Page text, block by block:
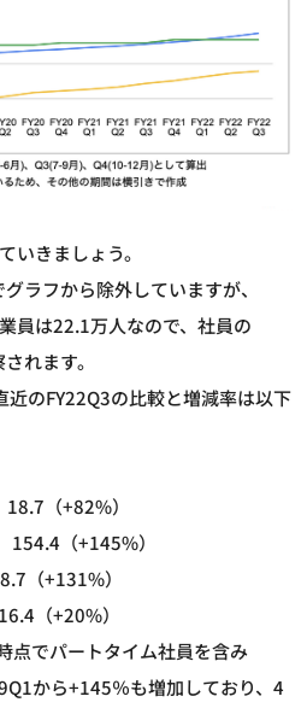
いきましょう。
ラフから除外していますが、
員は22.1万人なので、社員の
れます。
近のFY22Q3の比較と増減率は以下
（+82%）
（+145%）
+131%）
+20%）
点でパートタイム社員を含み
から+145％も増加しており、4